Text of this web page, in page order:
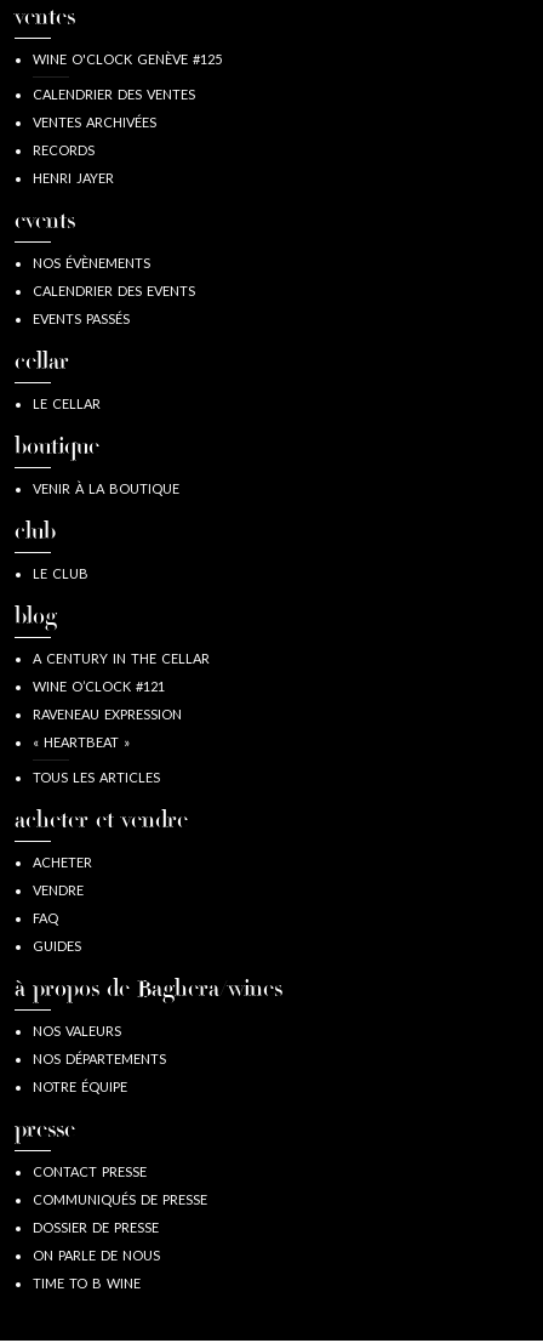
ventes
WINE O'CLOCK GENÈVE #125
CALENDRIER DES VENTES
VENTES ARCHIVÉES
RECORDS
HENRI JAYER
events
NOS ÉVÈNEMENTS
CALENDRIER DES EVENTS
EVENTS PASSÉS
cellar
LE CELLAR
boutique
VENIR À LA BOUTIQUE
club
LE CLUB
blog
A CENTURY IN THE CELLAR
WINE O’CLOCK #121
RAVENEAU EXPRESSION
« HEARTBEAT »
TOUS LES ARTICLES
acheter et vendre
ACHETER
VENDRE
FAQ
GUIDES
à propos de Baghera/wines
NOS VALEURS
NOS DÉPARTEMENTS
NOTRE ÉQUIPE
presse
CONTACT PRESSE
COMMUNIQUÉS DE PRESSE
DOSSIER DE PRESSE
ON PARLE DE NOUS
TIME TO B WINE